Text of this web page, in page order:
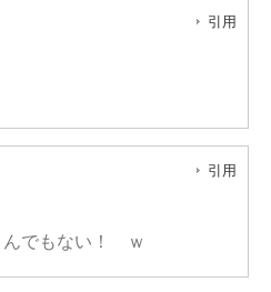
引用
引用
んでもない！ ｗ